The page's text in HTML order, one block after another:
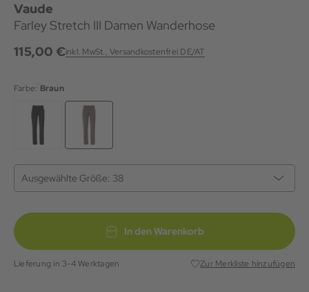
Vaude
Farley Stretch III Damen Wanderhose
115,00 €inkl. MwSt., Versandkostenfrei DE/AT
Farbe: Braun
Ausgewählte Größe: 38
In den Warenkorb
Lieferung in 3-4 Werktagen Zur Merkliste hinzufügen